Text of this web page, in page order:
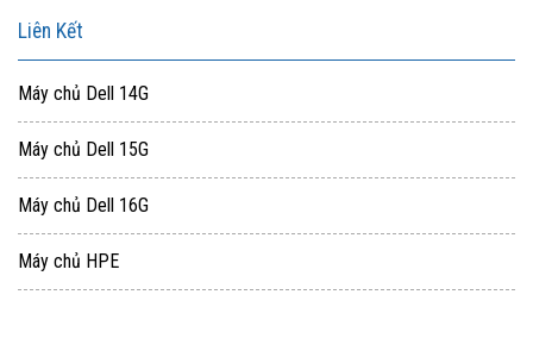
Liên Kết
Máy chủ Dell 14G
Máy chủ Dell 15G
Máy chủ Dell 16G
Máy chủ HPE